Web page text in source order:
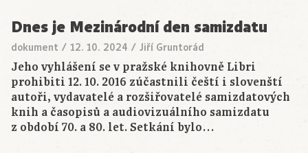
Dnes je Mezinárodní den samizdatu
dokument / 12. 10. 2024 / Jiří Gruntorád
Jeho vyhlášení se v pražské knihovně Libri
prohibiti 12. 10. 2016 zúčastnili čeští i slovenští
autoři, vydavatelé a rozšiřovatelé samizdatových
knih a časopisů a audiovizuálního samizdatu
z období 70. a 80. let. Setkání bylo…